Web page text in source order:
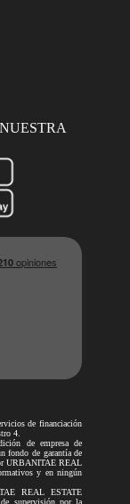
de financiación
4.
de empresa de
fondo de garantía de
URBANITAE REAL
y en ningún
REAL ESTATE
supervisión por la